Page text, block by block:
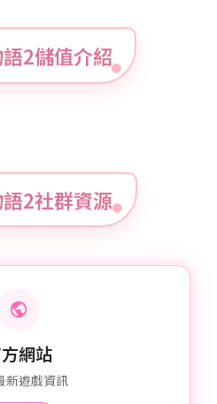
2儲值介紹
2社群資源
網站
新遊戲資訊